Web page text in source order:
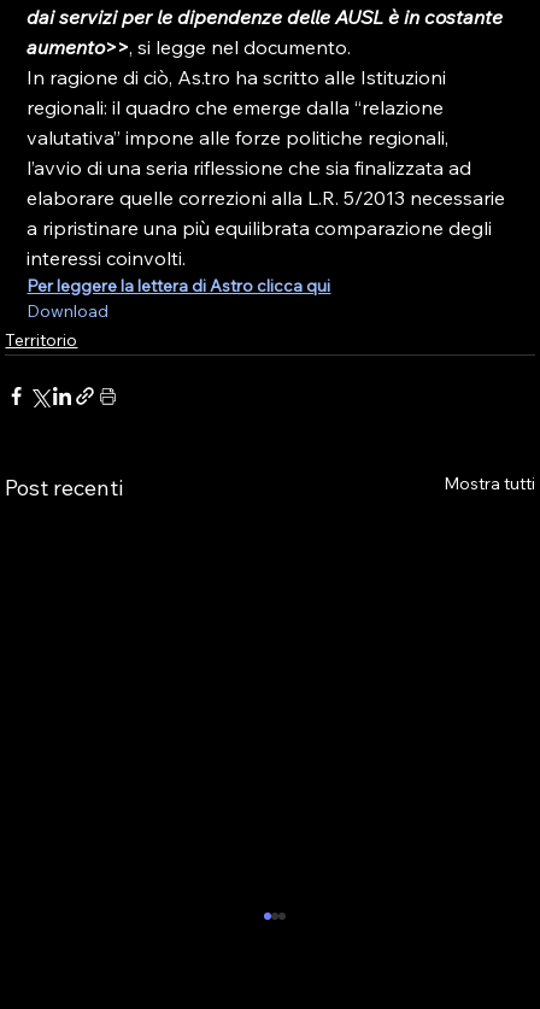
dai servizi per le dipendenze delle AUSL è in costante
aumento>>, si legge nel documento.
In ragione di ciò, As.tro ha scritto alle Istituzioni
regionali: il quadro che emerge dalla “relazione
valutativa” impone alle forze politiche regionali,
l’avvio di una seria riflessione che sia finalizzata ad
elaborare quelle correzioni alla L.R. 5/2013 necessarie
a ripristinare una più equilibrata comparazione degli
interessi coinvolti.
Per leggere la lettera di Astro clicca qui
Download
Territorio
Post recenti Mostra tutti